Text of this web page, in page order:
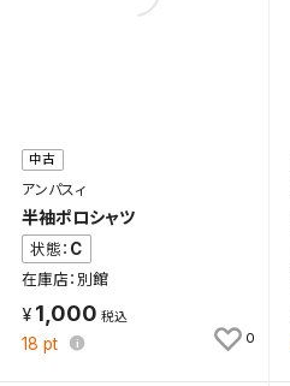
中古
アンパスィ
半袖ポロシャツ
状態： C
在庫店：別館
1,000
18 pt 0